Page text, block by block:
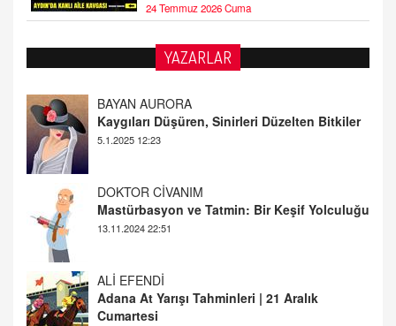
24 Temmuz 2026 Cuma
YAZARLAR
DOKTOR CİVANIM
Mastürbasyon ve Tatmin: Bir Keşif Yolculuğu
13.11.2024 22:51
ALİ EFENDİ
Adana At Yarışı Tahminleri | 21 Aralık
Cumartesi
TUTKUNUN PERİSİ
Sağlıklı Bir Cinsel Yaşam ile İlgili Bilinmesi
Gerekenler